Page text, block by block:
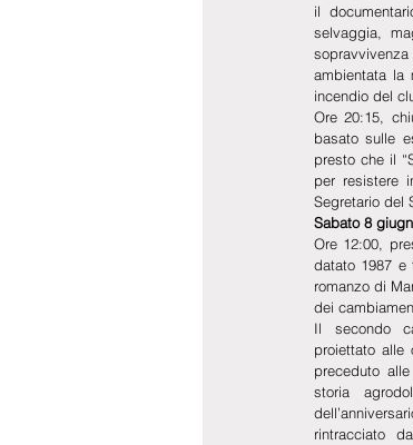
il
selvaggia,
ambientata la
incendio del
Ore 20:15,
basato sulle
presto che il
per resistere
Segretario del
Sabato 8
Ore 12:00,
datato 1987 e
romanzo di
dei
Il secondo
proiettato
preceduto
storia
rintracciato